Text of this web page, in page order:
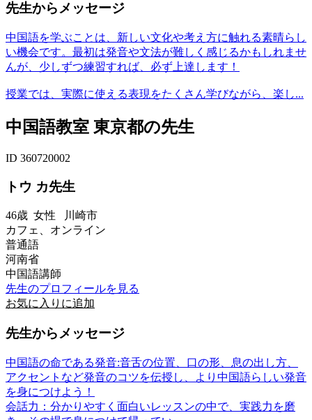
先生からメッセージ
中国語を学ぶことは、新しい文化や考え方に触れる素晴らし
い機会です。最初は発音や文法が難しく感じるかもしれませ
んが、少しずつ練習すれば、必ず上達します！
授業では、実際に使える表現をたくさん学びながら、楽し...
中国語教室 東京都の先生
ID 360720002
トウ カ先生
46歳 女性 川崎市
カフェ、オンライン
普通語
河南省
中国語講師
先生のプロフィールを見る
お気に入りに追加
先生からメッセージ
中国語の命である発音:音舌の位置、口の形、息の出し方、
アクセントなど発音のコツを伝授し、より中国語らしい発音
を身につけよう！
会話力：分かりやすく面白いレッスンの中で、実践力を磨